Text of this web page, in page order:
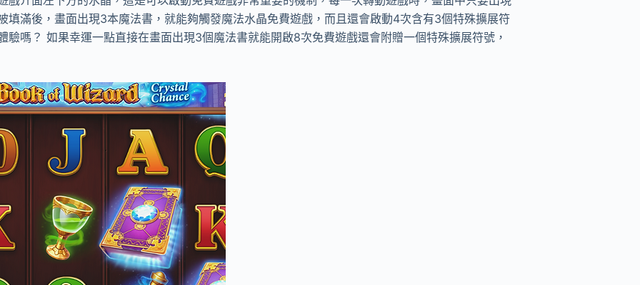
填滿後，畫面出現3本魔法書，就能夠觸發魔法水晶免費遊戲，而且還會啟動4次含有3個特殊擴展符
驗嗎？ 如果幸運一點直接在畫面出現3個魔法書就能開啟8次免費遊戲還會附贈一個特殊擴展符號，